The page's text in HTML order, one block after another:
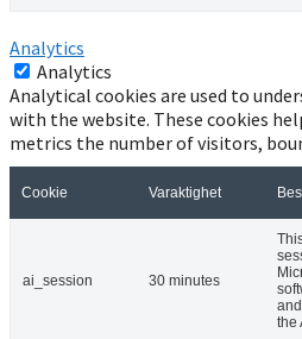
Analytics
Analytics
Analytical cookies are used to
with the website. These cookies
metrics the number of visitors,
Cookie Varaktighet
ai_session 30 minutes
the